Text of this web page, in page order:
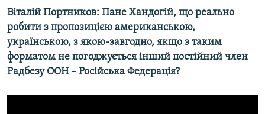
Віталій Портников: Пане Хандогій, що реально
робити з пропозицією американською,
українською, з якою-завгодно, якщо з таким
форматом не погоджується інший постійний член
Радбезу ООН – Російська Федерація?